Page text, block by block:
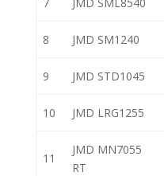
8 JMD SM1240
9 JMD STD1045
10 JMD LRG1255
11
JMD MN7055
RT